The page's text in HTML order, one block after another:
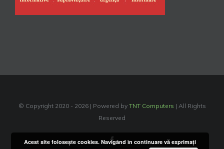
© Copyright 2020 - 2026 | Powered by TNT Computers | All Rights
Reserved
Facebook
Acest site foloseşte cookies. Navigând în continuare vă exprimaţi